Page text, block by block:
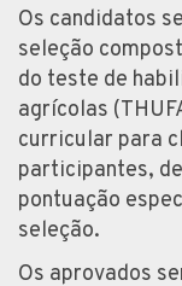
Os candidatos
seleção
do teste de
agrícolas
curricular para
participantes,
pontuação
seleção.
Os aprovados